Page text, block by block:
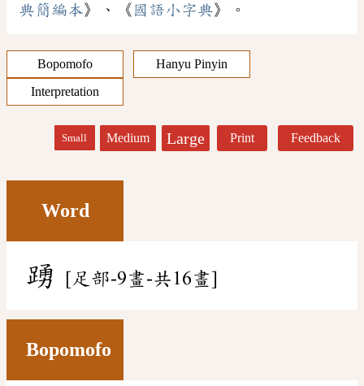
典簡編本》、《 國語小字典》。
Bopomofo
Hanyu Pinyin
Interpretation
Small Medium Large Print Feedback
Word
踴 [足部-9畫-共16畫]
Bopomofo